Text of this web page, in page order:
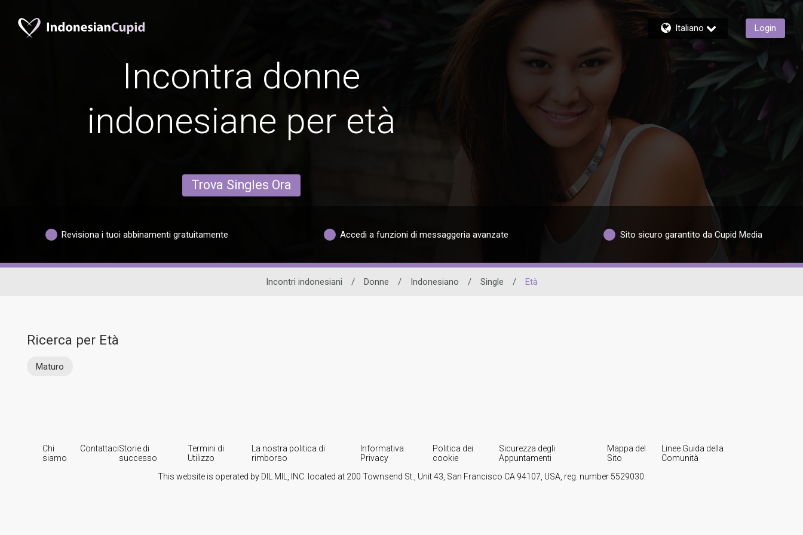
Italiano Login
Incontra donne
indonesiane per età
Trova Singles Ora
Revisiona i tuoi abbinamenti gratuitamente Accedi a funzioni di messaggeria avanzate Sito sicuro garantito da Cupid Media
Incontri indonesiani / Donne / Indonesiano / Single / Età
Ricerca per Età
Maturo
Chi
siamo
ContattaciStorie di
successo
Termini di
Utilizzo
La nostra politica di
rimborso
Informativa
Privacy
Politica dei
cookie
Sicurezza degli
Appuntamenti
Mappa del
Sito
Linee Guida della
Comunità
This website is operated by DIL MIL, INC. located at 200 Townsend St., Unit 43, San Francisco CA 94107, USA, reg. number 5529030.